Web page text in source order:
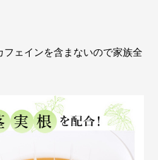
ェインを含まないので家族全